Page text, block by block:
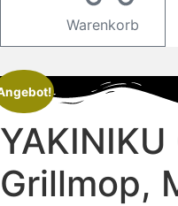
Warenkorb
Grillmop,